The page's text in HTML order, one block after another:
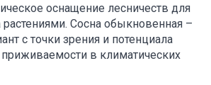
оснащение лесничеств для
растениями. Сосна обыкновенная –
с точки зрения и потенциала
в климатических